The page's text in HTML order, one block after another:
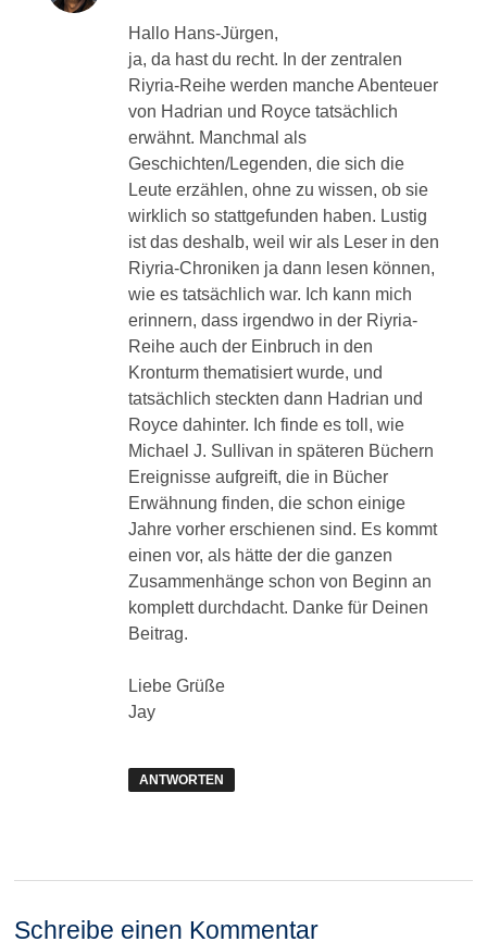
Hallo Hans-Jürgen,
ja, da hast du recht. In der zentralen
Riyria-Reihe werden manche Abenteuer
von Hadrian und Royce tatsächlich
erwähnt. Manchmal als
Geschichten/Legenden, die sich die
Leute erzählen, ohne zu wissen, ob sie
wirklich so stattgefunden haben. Lustig
ist das deshalb, weil wir als Leser in den
Riyria-Chroniken ja dann lesen können,
wie es tatsächlich war. Ich kann mich
erinnern, dass irgendwo in der Riyria-
Reihe auch der Einbruch in den
Kronturm thematisiert wurde, und
tatsächlich steckten dann Hadrian und
Royce dahinter. Ich finde es toll, wie
Michael J. Sullivan in späteren Büchern
Ereignisse aufgreift, die in Bücher
Erwähnung finden, die schon einige
Jahre vorher erschienen sind. Es kommt
einen vor, als hätte der die ganzen
Zusammenhänge schon von Beginn an
komplett durchdacht. Danke für Deinen
Beitrag.
Liebe Grüße
Jay
ANTWORTEN
Schreibe einen Kommentar